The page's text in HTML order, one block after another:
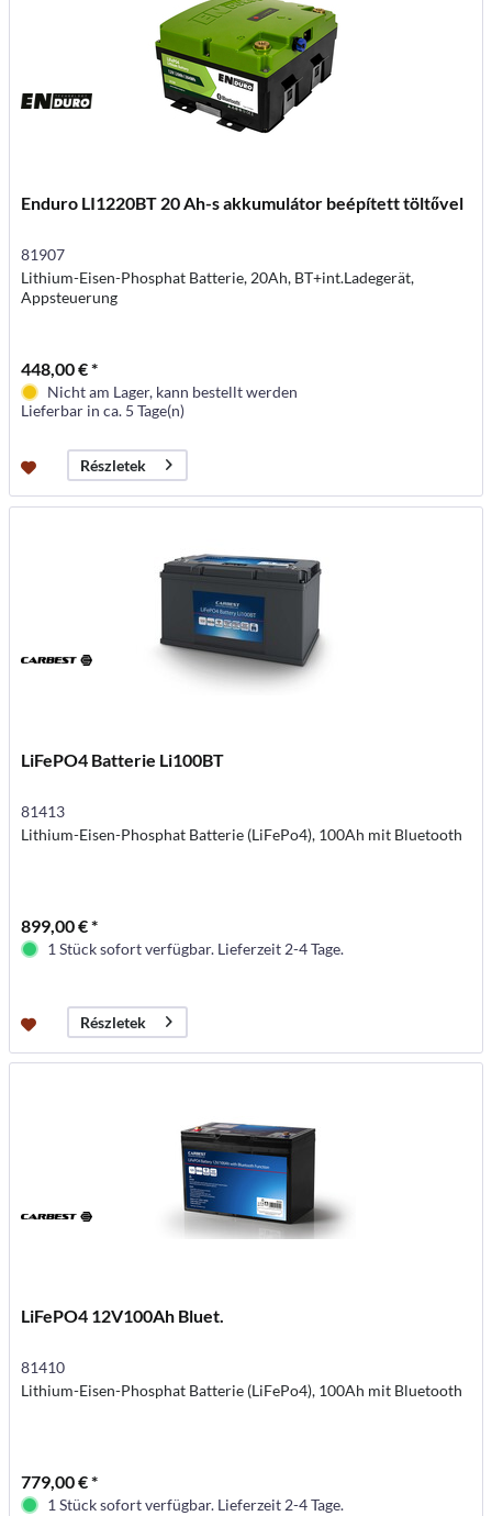
Enduro LI1220BT 20 Ah-s akkumulátor beépített töltővel
81907
Lithium-Eisen-Phosphat Batterie, 20Ah, BT+int.Ladegerät,
Appsteuerung
448,00 € *
Nicht am Lager, kann bestellt werden
Lieferbar in ca. 5 Tage(n)
Részletek
LiFePO4 Batterie Li100BT
81413
Lithium-Eisen-Phosphat Batterie (LiFePo4), 100Ah mit Bluetooth
899,00 € *
1 Stück sofort verfügbar. Lieferzeit 2-4 Tage.
Részletek
LiFePO4 12V100Ah Bluet.
81410
Lithium-Eisen-Phosphat Batterie (LiFePo4), 100Ah mit Bluetooth
779,00 € *
1 Stück sofort verfügbar. Lieferzeit 2-4 Tage.